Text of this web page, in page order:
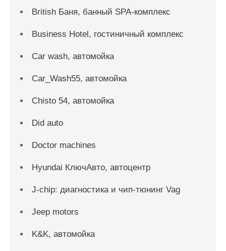
British Баня, банный SPA-комплекс
Business Hotel, гостиничный комплекс
Car wash, автомойка
Car_Wash55, автомойка
Chisto 54, автомойка
Did auto
Doctor machines
Hyundai КлючАвто, автоцентр
J-chip: диагностика и чип-тюнинг Vag
Jeep motors
K&K, автомойка